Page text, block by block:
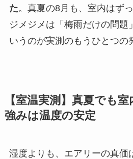
た。真夏の8月も、室内はず
ジメジメは「梅雨だけの問題
いうのが実測のもうひとつの
【室温実測】真夏でも
強みは温度の安定
湿度よりも、エアリーの真価